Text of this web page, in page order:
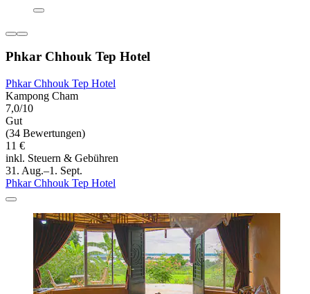
Phkar Chhouk Tep Hotel
Phkar Chhouk Tep Hotel
Kampong Cham
7,0/10
Gut
(34 Bewertungen)
11 €
inkl. Steuern & Gebühren
31. Aug.–1. Sept.
Phkar Chhouk Tep Hotel